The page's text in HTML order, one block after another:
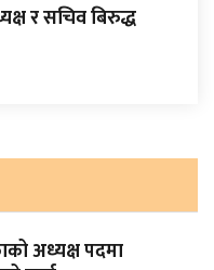
र सचिव बिरुद्ध
अध्यक्ष पदमा